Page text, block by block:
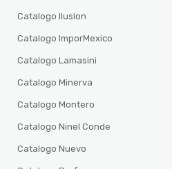
Catalogo Ilusion
Catalogo ImporMexico
Catalogo Lamasini
Catalogo Minerva
Catalogo Montero
Catalogo Ninel Conde
Catalogo Nuevo